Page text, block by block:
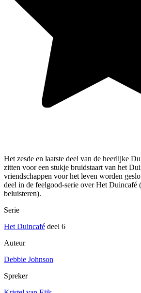
Het zesde en laatste deel van de heerlijke
zitten voor een stukje bruidstaart van het
vriendschappen voor het leven worden
deel in de feelgood-serie over Het Duincafé
beluisteren).
Serie
Het Duincafé deel 6
Auteur
Debbie Johnson
Spreker